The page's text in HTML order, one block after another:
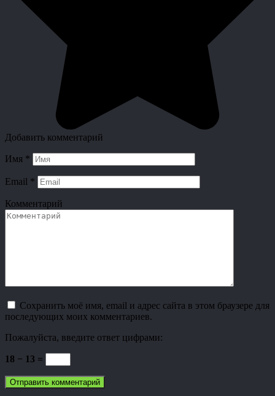
Добавить комментарий
Имя *
Email *
Комментарий
Сохранить моё имя, email и адрес сайта в этом браузере для
последующих моих комментариев.
Пожалуйста, введите ответ цифрами:
18 − 13 =